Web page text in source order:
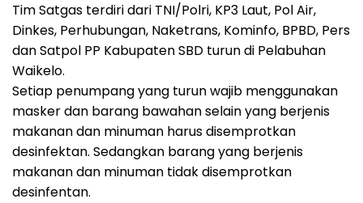
Tim Satgas terdiri dari TNI/Polri, KP3 Laut, Pol Air,
Dinkes, Perhubungan, Naketrans, Kominfo, BPBD, Pers
dan Satpol PP Kabupaten SBD turun di Pelabuhan
Waikelo.
Setiap penumpang yang turun wajib menggunakan
masker dan barang bawahan selain yang berjenis
makanan dan minuman harus disemprotkan
desinfektan. Sedangkan barang yang berjenis
makanan dan minuman tidak disemprotkan
desinfentan.